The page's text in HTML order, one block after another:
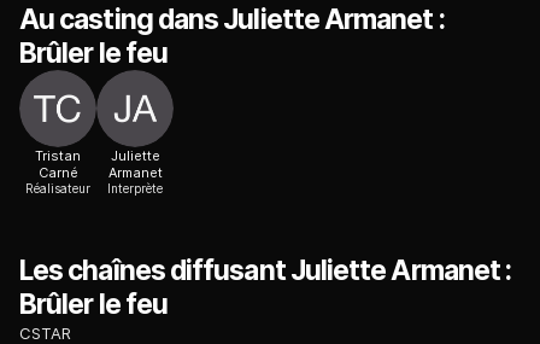
Au casting dans Juliette Armanet :
Brûler le feu
Tristan
Carné
Réalisateur
Juliette
Armanet
Interprète
Les chaînes diffusant Juliette Armanet :
Brûler le feu
CSTAR